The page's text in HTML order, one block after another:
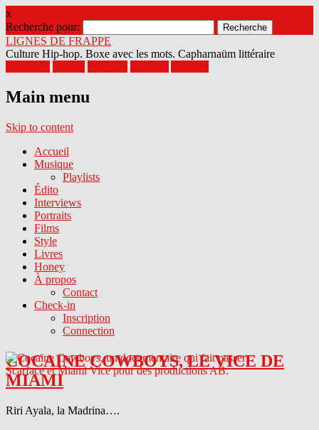
x
Recherche pour:
LIGNES DE FRAPPE
Culture Hip-hop. Boxe avec les mots. Capharnaüm littéraire
Main menu
Skip to content
Accueil
Musique
Playlists
Édito
Interviews
Portraits
Films
Style
Livres
Honey
À propos
Contact
Check-in
Inscription
Connection
COCAINE COWBOYS, LE VICE DE
MIAMI
Riri Ayala, la Madrina….